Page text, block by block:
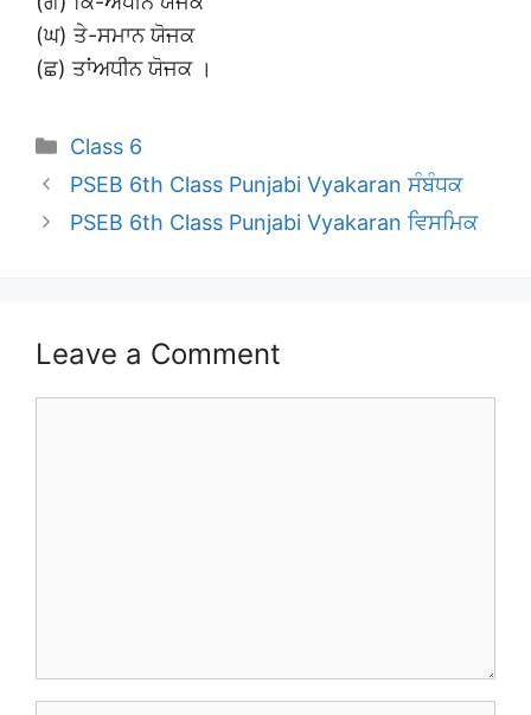
(ਘ) ਤੇ-ਸਮਾਨ ਯੋਜਕ
(ਛ) ਤਾਂਅਧੀਨ ਯੋਜਕ ।
Categories
Class 6
PSEB 6th Class Punjabi Vyakaran ਸੰਬੰਧਕ
PSEB 6th Class Punjabi Vyakaran ਵਿਸਮਿਕ
Leave a Comment